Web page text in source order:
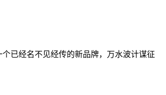
已经名不见经传的新品牌，万水波计谋征